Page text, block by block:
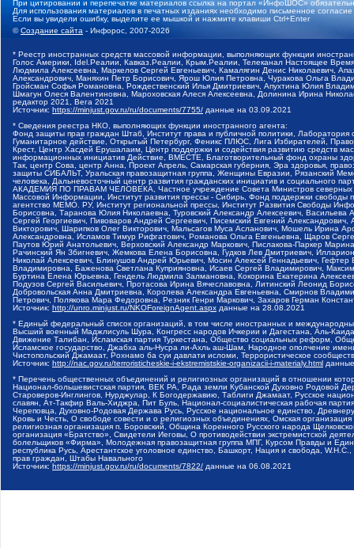
При цитировании и перепечатке материалов ссылка на портал «ИнфоШОС»
Для использования материалов в печатных изданиях необходимо письменное
Если вы увидели ошибку, выделите ее мышкой и нажмите клавиши Ctrl+Enter
©Создание сайта - Инфорос, 2007-2026
* Реестр иностранных средств массовой информации, выполняющих функции
Голос Америки, Idel.Реалии, Кавказ.Реалии, Крым.Реалии, Телеканал Настоящее
Людмила Алексеевна, Маркелов Сергей Евгеньевич, Камалягин Денис Николаевич,
Александрович, Маняхин Петр Борисович, Ярош Юлия Петровна, Чуракова Ольга
Гройсман Софья Романовна, Рождественский Илья Дмитриевич, Апухтина Юлия
Шмагун Олеся Валентиновна, Мароховская Алеся Алексеевна, Долинина Ирина
редактор 2021, Вега 2021
Источник: https://minjust.gov.ru/ru/documents/7755/ данные на 03.09.2021
* Сведения реестра НКО, выполняющих функции иностранного агента:
Фонд защиты прав граждан Штаб, Институт права и публичной политики,
Гуманитарное действие, Открытый Петербург, Феникс ПЛЮС, Лига Избирателей,
Крест, Центр Хасдей Ерушалаим, Центр поддержки и содействия развитию средств
информационных инициатив Действие, ВМЕСТЕ, Благотворительный фонд охраны
Так, центр Сова, центр Анна, Проект Апрель, Самарская губерния, Эра здоровья,
защиты СИБАЛЬТ, Уральская правозащитная группа, Женщины Евразии, Рязанский
человека, Дальневосточный центр развития гражданских инициатив и социального
АКАДЕМИЯ ПО ПРАВАМ ЧЕЛОВЕКА, Частное учреждение Совета Министров северных
Массовой Информации, Институт развития прессы - Сибирь, Фонд поддержки
агентство МЕМО. РУ, Институт региональной прессы, Институт Развития Свободы
Борисовна, Таранова Юлия Николаевна, Туровский Александр Алексеевич,
Сергей Георгиевич, Пивоваров Андрей Сергеевич, Писемский Евгений
Викторович, Шарипков Олег Викторович, Мальсагов Муса Асланович, Мошель Ирина
Александровна, Исламов Тимур Рифгатович, Романова Ольга Евгеньевна, Щаров
Паутов Юрий Анатольевич, Верховский Александр Маркович, Пислакова-Паркер
Рачинский Ян Збигневич, Жемкова Елена Борисовна, Гудков Лев Дмитриевич,
Николай Алексеевич, Блинушов Андрей Юрьевич, Мосин Алексей Геннадьевич,
Владимировна, Баженова Светлана Куприяновна, Исаев Сергей Владимирович,
Буртина Елена Юрьевна, Гендель Людмила Залмановна, Кокорина Екатерина
Подузов Сергей Васильевич, Протасова Ирина Вячеславовна, Литинский Леонид
Добровольская Анна Дмитриевна, Королева Александра Евгеньевна, Смирнов
Петрович, Полякова Мара Федоровна, Резник Генри Маркович, Захаров Герман
Источник: http://unro.minjust.ru/NKOForeignAgent.aspx данные на 28.08.2021
* Единый федеральный список организаций, в том числе иностранных и
Высший военный Маджлисуль Шура, Конгресс народов Ичкерии и Дагестана, Аль-
Движение Талибан, Исламская партия Туркестана, Общество социальных реформ,
Исламское государство, Джабха аль-Нусра ли-Ахль аш-Шам, Народное ополчение
Чистопольский Джамаат, Рохнамо ба суи давлати исломи, Террористическое
Источник: http://nac.gov.ru/terroristicheskie-i-ekstremistskie-organizacii-i-materialy.html
* Перечень общественных объединений и религиозных организаций в отношении
Национал-большевистская партия, ВЕК РА, Рада земли Кубанской Духовно Родовой
Староверов-Инглингов, Нурджулар, К Богодержавию, Таблиги Джамаат, Русское
славян, Ат-Такфир Валь-Хиджра, Пит Буль, Национал-социалистическая рабочая
Череповца, Духовно-Родовая Держава Русь, Русское национальное единство,
Кровь и Честь, О свободе совести и о религиозных объединениях, Омская
религиозная организация п. Боровский, Община Коренного Русского народа
организация «Братство», Свидетели Иеговы, О противодействии экстремистской
болельщиков «Фирма», Молодежная правозащитная группа МПГ, Курсом Правды и
республика Русь, Арестантское уголовное единство, Башкорт, Нация и свобода,
прав граждан, Штабы Навального
Источник: https://minjust.gov.ru/ru/documents/7822/ данные на 06.08.2021